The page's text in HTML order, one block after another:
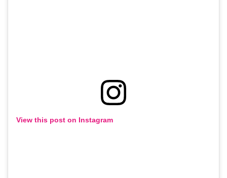
View this post on Instagram